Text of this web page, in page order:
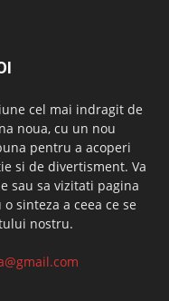
cel mai indragit de
noua, cu un nou
pentru a acoperi
si de divertisment. Va
sau sa vizitati pagina
sinteza a ceea ce se
nostru.